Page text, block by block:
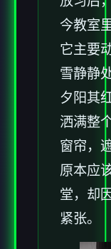
今教室里
它主要
雪静静
夕阳其
洒满整
窗帘，
原本应
堂，却
紧张。